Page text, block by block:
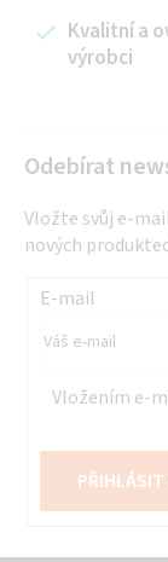
Kvalitní a
výrobci
Odebírat
Vložte svůj e-
nových
E-mail
Vložením e-
PŘIHLÁSIT